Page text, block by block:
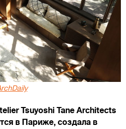
Tsuyoshi Tane Architects
в Париже, создала в